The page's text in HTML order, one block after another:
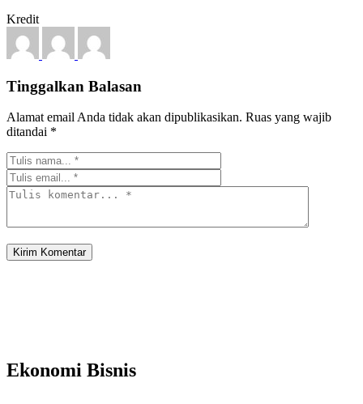
Kredit
Tinggalkan Balasan
Alamat email Anda tidak akan dipublikasikan. Ruas yang wajib
ditandai *
Ekonomi Bisnis